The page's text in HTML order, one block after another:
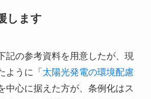
します
記の参考資料を用意したが、現
ように「 太陽光発電の環境配慮
中心に据えた方が、条例化はス